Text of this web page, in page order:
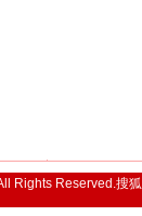
Rights Reserved.搜